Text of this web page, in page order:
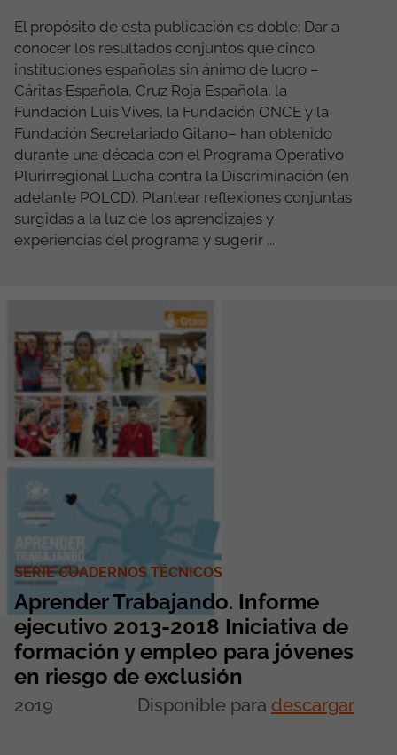
El propósito de esta publicación es doble: Dar a
conocer los resultados conjuntos que cinco
instituciones españolas sin ánimo de lucro –
Cáritas Española, Cruz Roja Española, la
Fundación Luis Vives, la Fundación ONCE y la
Fundación Secretariado Gitano– han obtenido
durante una década con el Programa Operativo
Plurirregional Lucha contra la Discriminación (en
adelante POLCD). Plantear reflexiones conjuntas
surgidas a la luz de los aprendizajes y
experiencias del programa y sugerir ...
SERIE CUADERNOS TÉCNICOS
Aprender Trabajando. Informe
ejecutivo 2013-2018 Iniciativa de
formación y empleo para jóvenes
en riesgo de exclusión
2019 Disponible para descargar